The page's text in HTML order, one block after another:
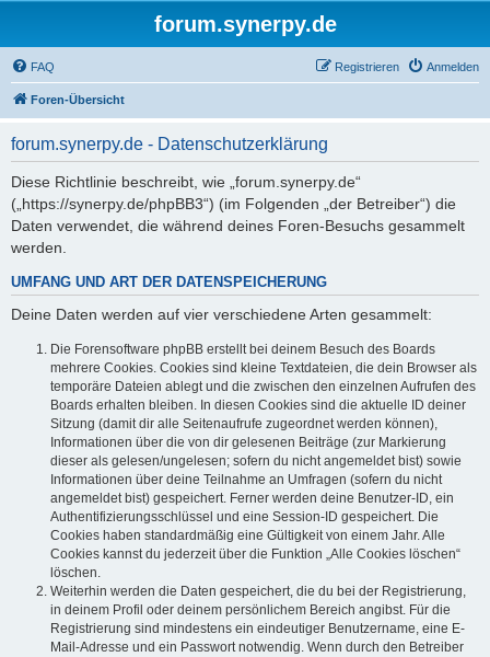
forum.synerpy.de
FAQ Anmelden
Registrieren
Foren-Übersicht
forum.synerpy.de - Datenschutzerklärung
Diese Richtlinie beschreibt, wie „forum.synerpy.de“
(„https://synerpy.de/phpBB3“) (im Folgenden „der Betreiber“) die
Daten verwendet, die während deines Foren-Besuchs gesammelt
werden.
UMFANG UND ART DER DATENSPEICHERUNG
Deine Daten werden auf vier verschiedene Arten gesammelt:
Die Forensoftware phpBB erstellt bei deinem Besuch des Boards
mehrere Cookies. Cookies sind kleine Textdateien, die dein Browser als
temporäre Dateien ablegt und die zwischen den einzelnen Aufrufen des
Boards erhalten bleiben. In diesen Cookies sind die aktuelle ID deiner
Sitzung (damit dir alle Seitenaufrufe zugeordnet werden können),
Informationen über die von dir gelesenen Beiträge (zur Markierung
dieser als gelesen/ungelesen; sofern du nicht angemeldet bist) sowie
Informationen über deine Teilnahme an Umfragen (sofern du nicht
angemeldet bist) gespeichert. Ferner werden deine Benutzer-ID, ein
Authentifizierungsschlüssel und eine Session-ID gespeichert. Die
Cookies haben standardmäßig eine Gültigkeit von einem Jahr. Alle
Cookies kannst du jederzeit über die Funktion „Alle Cookies löschen“
löschen.
Weiterhin werden die Daten gespeichert, die du bei der Registrierung,
in deinem Profil oder deinem persönlichem Bereich angibst. Für die
Registrierung sind mindestens ein eindeutiger Benutzername, eine E-
Mail-Adresse und ein Passwort notwendig. Wenn durch den Betreiber